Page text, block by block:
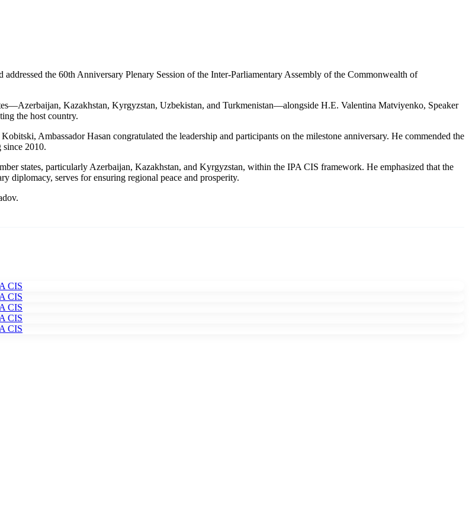
the 60th Anniversary Plenary Session of the Inter-Parliamentary Assembly of the Commonwealth of
Kazakhstan, Kyrgyzstan, Uzbekistan, and Turkmenistan—alongside H.E. Valentina Matviyenko, Speaker
the host country.
Ambassador Hasan congratulated the leadership and participants on the milestone anniversary. He commended the
2010.
states, particularly Azerbaijan, Kazakhstan, and Kyrgyzstan, within the IPA CIS framework. He emphasized that the
diplomacy, serves for ensuring regional peace and prosperity.